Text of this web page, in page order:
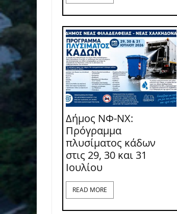
Δήμος ΝΦ-ΝΧ:
Πρόγραμμα
πλυσίματος κάδων
στις 29, 30 και 31
Ιουλίου
READ MORE